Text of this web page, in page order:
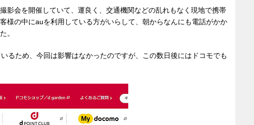
影会を開催していて、運良く、交通機関などの乱れもなく現地で携帯
様の中にauを利用している方がいらして、朝からなんにも電話がかか
。
るため、今回は影響はなかったのですが、この数日後にはドコモでも